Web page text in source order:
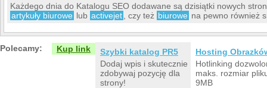
Każdego dnia do Katalogu SEO dodawane są dzisiątki nowych
artykuły biurowe lub activejet , czy też biurowe na pewno również
Polecamy: Kup link
Szybki katalog PR5
Dodaj wpis i skutecznie
zdobywaj pozycję dla
strony!
Hosting
Hotlinking
maks. rozmiar
9MB